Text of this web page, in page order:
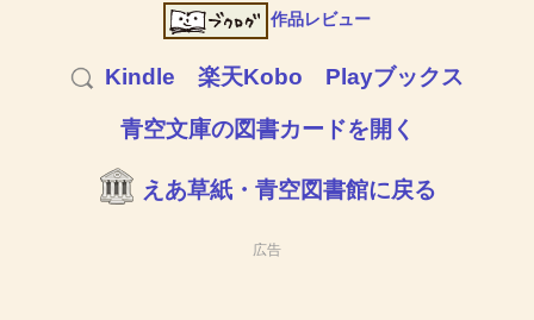
作品レビュー
Kindle 楽天Kobo Playブックス
青空文庫の図書カードを開く
えあ草紙・青空図書館に戻る
広告